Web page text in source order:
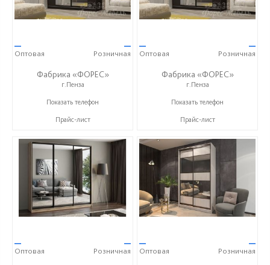
—
Оптовая
—
Розничная
Фабрика «ФОРЕС»
г.Пенза
+7 (8412) 73-85-16
Показать телефон
Прайс-лист
—
Оптовая
—
Розничная
Фабрика «ФОРЕС»
г.Пенза
+7 (8412) 73-85-16
Показать телефон
Прайс-лист
—
Оптовая
—
Розничная
—
Оптовая
—
Розничная